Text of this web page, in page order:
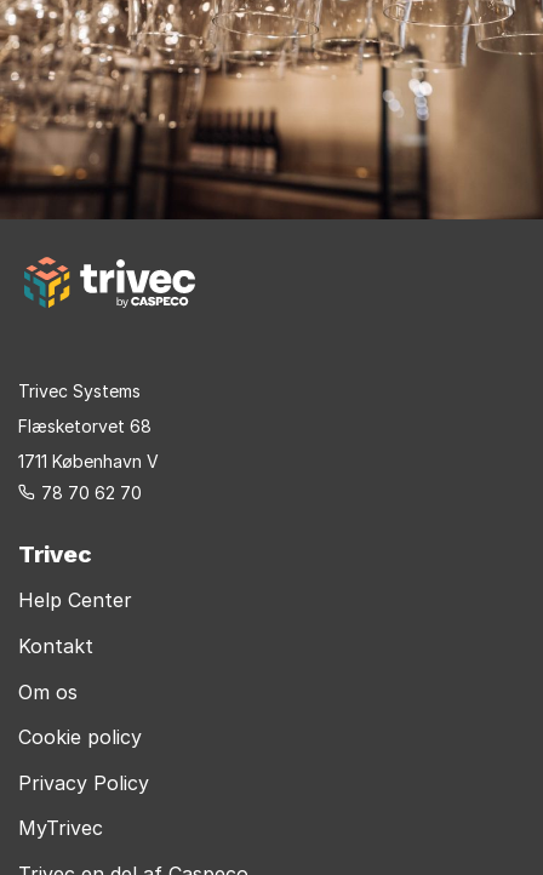
Trivec Systems
Flæsketorvet 68
1711 København V
78 70 62 70
Trivec
Help Center
Kontakt
Om os
Cookie policy
Privacy Policy
MyTrivec